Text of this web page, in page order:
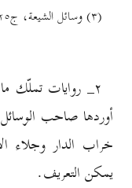
(۳) وسائل الشيعة، ج۲٥، ص٤٥۳، الباب۱٠ من كتاب اللقطة.
۲_ روايات تملّك
أوردها صاحب
خراب الدار وجلاء
يمكن التعريف.